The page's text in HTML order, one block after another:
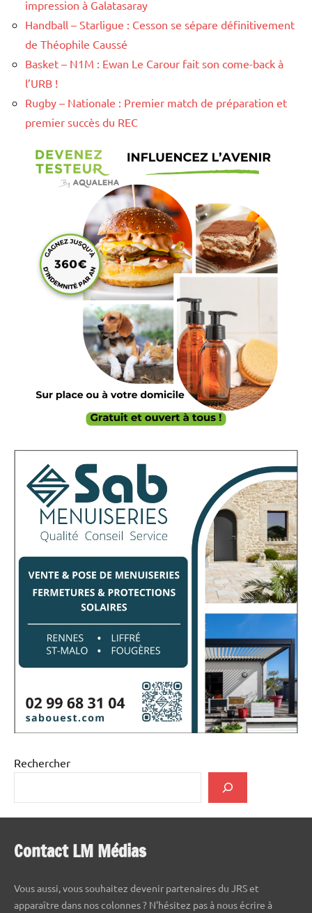
impression à Galatasaray
Handball – Starligue : Cesson se sépare définitivement
de Théophile Caussé
Basket – N1M : Ewan Le Carour fait son come-back à
l’URB !
Rugby – Nationale : Premier match de préparation et
premier succès du REC
Rechercher
Contact LM Médias
Vous aussi, vous souhaitez devenir partenaires du JRS et
apparaître dans nos colonnes ? N'hésitez pas à nous écrire à